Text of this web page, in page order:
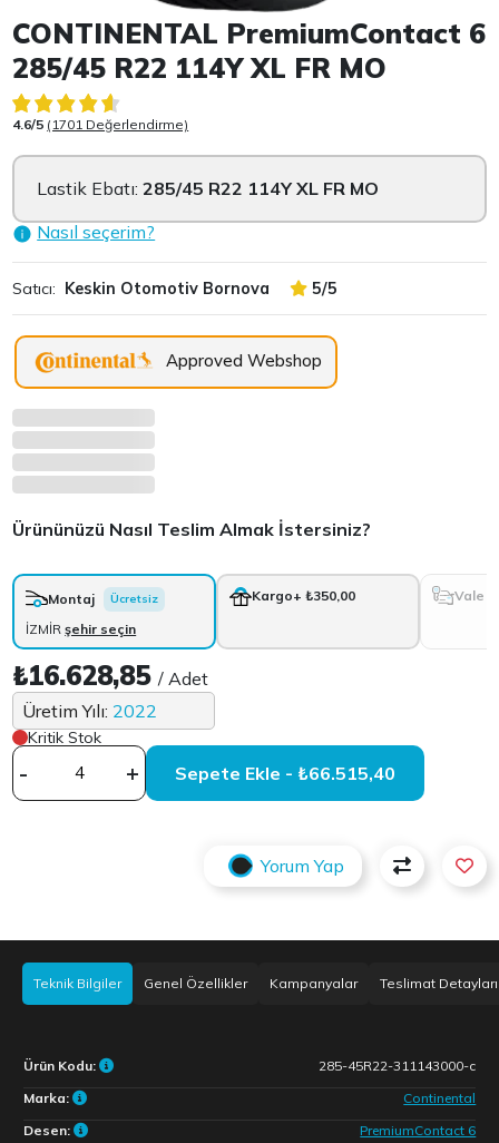
Item 1 of 1
CONTINENTAL PremiumContact 6
285/45 R22 114Y XL FR MO
4.6/5 (1701 Değerlendirme)
Lastik Ebatı:285/45 R22 114Y XL FR MO
Nasıl seçerim?
Satıcı: Keskin Otomotiv Bornova 5/5
Approved Webshop
Ürününüzü Nasıl Teslim Almak İstersiniz?
Montaj Ücretsiz
İZMİRşehir seçin
Kargo+ ₺350,00 Vale
₺16.628,85/ Adet
Üretim Yılı: 2022
Kritik Stok
- + Sepete Ekle - ₺66.515,40
Yorum Yap
Teknik Bilgiler Genel Özellikler Kampanyalar Teslimat Detayları
Ürün Kodu:
285-45R22-311143000-c
Marka:
Continental
Desen:
PremiumContact 6